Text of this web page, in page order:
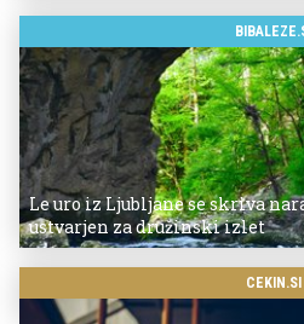
Le uro iz Ljubljane se skriva
ustvarjen za družinski izlet
CEKIN.SI